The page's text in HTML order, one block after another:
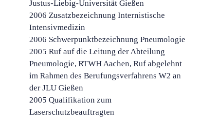
Justus-Liebig-Universität Gießen
2006 Zusatzbezeichnung Internistische
Intensivmedizin
2006 Schwerpunktbezeichnung Pneumologie
2005 Ruf auf die Leitung der Abteilung
Pneumologie, RTWH Aachen, Ruf abgelehnt
im Rahmen des Berufungsverfahrens W2 an
der JLU Gießen
2005 Qualifikation zum
Laserschutzbeauftragten